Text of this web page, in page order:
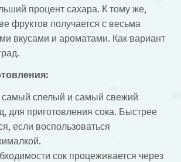
процент сахара. К тому же,
фруктов получается с весьма
вкусами и ароматами. Как вариант
самый спелый и самый свежий
для приготовления сока. Быстрее
если воспользоваться
сок процеживается через